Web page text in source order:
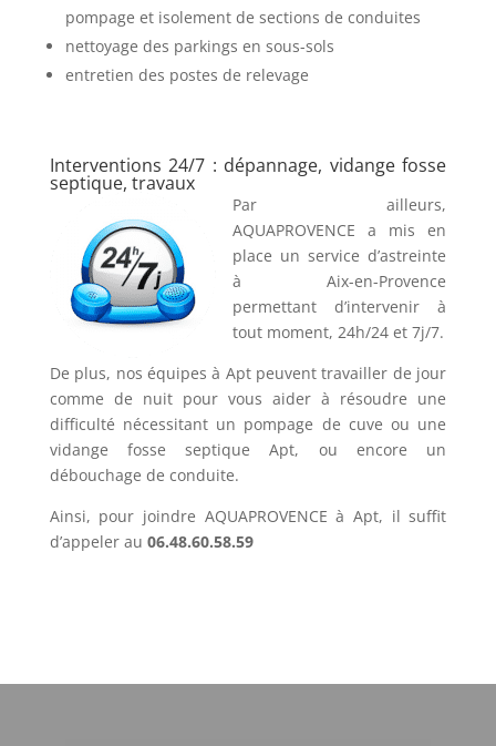
pompage et isolement de sections de conduites
nettoyage des parkings en sous-sols
entretien des postes de relevage
Interventions 24/7 : dépannage, vidange fosse
septique, travaux
Par ailleurs,
AQUAPROVENCE a mis en
place un service d’astreinte
à Aix-en-Provence
permettant d’intervenir à
tout moment, 24h/24 et 7j/7.
De plus, nos équipes à Apt peuvent travailler de jour
comme de nuit pour vous aider à résoudre une
difficulté nécessitant un pompage de cuve ou une
vidange fosse septique Apt, ou encore un
débouchage de conduite.
Ainsi, pour joindre AQUAPROVENCE à Apt, il suffit
d’appeler au 06.48.60.58.59